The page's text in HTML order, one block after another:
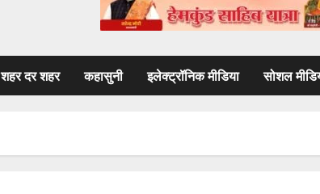
शहर दर शहर कहासुनी इलेक्ट्रॉनिक मीडिया सोशल